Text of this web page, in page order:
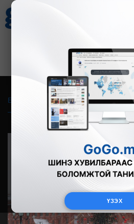
ҮЗЭХ
Зурхай
8.10
Бүгд Фото Видео